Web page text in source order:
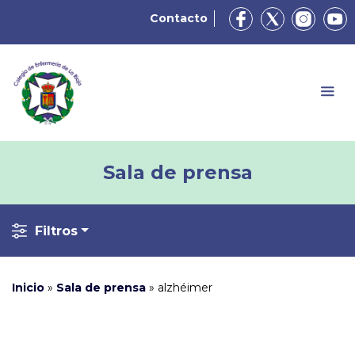
Contacto
Sala de prensa
Filtros
Inicio » Sala de prensa » alzhéimer